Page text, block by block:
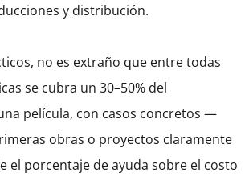
y distribución.
no es extraño que entre todas
se cubra un 30–50% del
película, con casos concretos —
obras o proyectos claramente
el porcentaje de ayuda sobre el costo